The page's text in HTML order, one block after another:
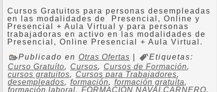
Cursos Gratuitos para personas desempleadas
en las modalidades de Presencial, Online y
Presencial + Aula Virtual y para personas
trabajadoras en activo en las modalidades de
Presencial, Online Presencial + Aula Virtual.
Publicado en Otras Ofertas
Etiquetas:
Curso Gratuíto, Cursos, Cursos de Formación,
cursos gratuitos, Cursos para Trabajadores,
desempleados, formación, formación gratuíta,
formación laboral, FORMACIÓN NAVALCARNERO,